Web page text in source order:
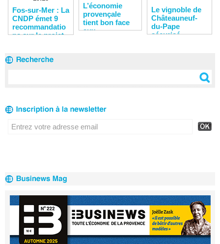
Fos-sur-Mer : La
CNDP émet 9
recommandatio
ns sur le projet
L’économie
provençale
tient bon face
aux
Le vignoble de
Châteauneuf-
du-Pape
sécurisé